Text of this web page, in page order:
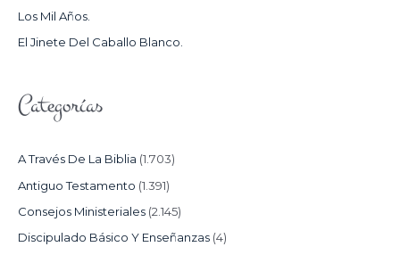
:Los Mil Años.
El Jinete Del Caballo Blanco.
Categorías
A Través De La Biblia (1.703)
Antiguo Testamento (1.391)
Consejos Ministeriales (2.145)
Discipulado Básico Y Enseñanzas (4)